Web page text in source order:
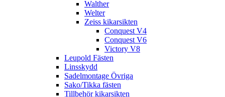
Walther
Welter
Zeiss kikarsikten
Conquest V4
Conquest V6
Victory V8
Leupold Fästen
Linsskydd
Sadelmontage Övriga
Sako/Tikka fästen
Tillbehör kikarsikten